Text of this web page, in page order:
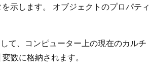
示します。 オブジェクトのプロパティ
て、コンピューター上の現在のカルチ
変数に格納されます。